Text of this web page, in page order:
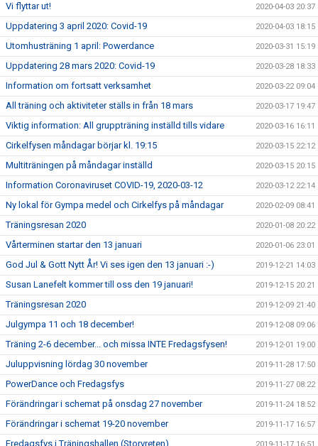
Vi flyttar ut! 2020-04-03 20:37
Uppdatering 3 april 2020: Covid-19 2020-04-03 18:15
Utomhusträning 1 april: Powerdance 2020-03-31 15:19
Uppdatering 28 mars 2020: Covid-19 2020-03-28 18:33
Information om fortsatt verksamhet 2020-03-22 09:04
All träning och aktiviteter ställs in från 18 mars 2020-03-17 19:47
Viktig information: All gruppträning inställd tills vidare 2020-03-16 16:11
Cirkelfysen måndagar börjar kl. 19:15 2020-03-15 22:12
Multiträningen på måndagar inställd 2020-03-15 20:15
Information Coronaviruset COVID-19, 2020-03-12 2020-03-12 22:14
Ny lokal för Gympa medel och Cirkelfys på måndagar 2020-02-09 08:41
Träningsresan 2020 2020-01-08 20:22
Vårterminen startar den 13 januari 2020-01-06 23:01
God Jul & Gott Nytt År! Vi ses igen den 13 januari :-) 2019-12-21 14:03
Susan Lanefelt kommer till oss den 19 januari! 2019-12-15 20:21
Träningsresan 2020 2019-12-09 21:40
Julgympa 11 och 18 december! 2019-12-08 09:06
Träning 2-6 december... och missa INTE Fredagsfysen! 2019-12-01 19:00
Juluppvisning lördag 30 november 2019-11-28 17:50
PowerDance och Fredagsfys 2019-11-27 08:22
Förändringar i schemat på onsdag 27 november 2019-11-24 18:52
Förändringar i schemat 19-20 november 2019-11-17 16:57
Fredagsfys i Träningshallen (Storvreten)